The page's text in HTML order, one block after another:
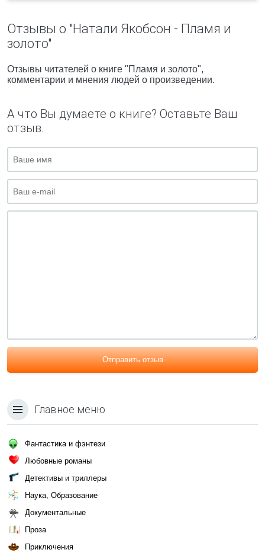
Отзывы о "Натали Якобсон - Пламя и
золото"
Отзывы читателей о книге "Пламя и золото",
комментарии и мнения людей о произведении.
А что Вы думаете о книге? Оставьте Ваш
отзыв.
Отправить отзыв
Главное меню
Фантастика и фэнтези
Любовные романы
Детективы и триллеры
Наука, Образование
Документальные
Проза
Приключения